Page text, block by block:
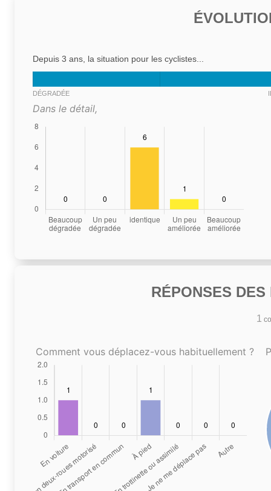
Depuis 3 ans, la situation pour les cyclistes...
DÉGRADÉE
Dans le détail,
RÉPONSES
1
Comment vous déplacez-vous habituellement ?